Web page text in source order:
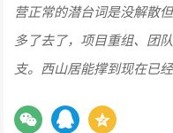
营正常的潜台词是没解散
多了去了，项目重组、团
支。西山居能撑到现在已